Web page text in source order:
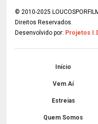
© 2010-2025
Direitos Reservados.
Desenvolvido por: Projetos
Início
Vem Aí
Estreias
Quem Somos